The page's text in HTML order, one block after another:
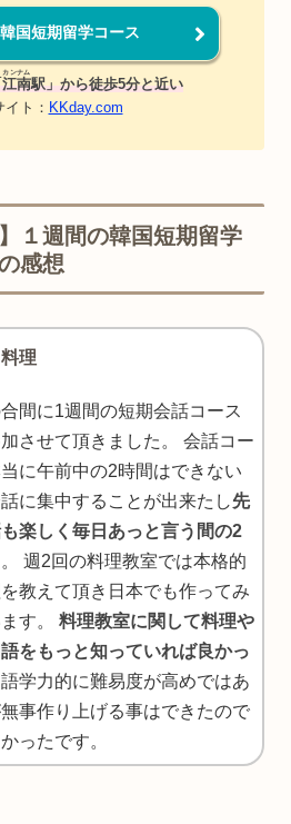
国短期留学コース
江南
カンナム
駅」から徒歩5分と近い
ト： KKday.com
１週間の韓国短期留学
感想
理
間に1週間の短期会話コース
させて頂きました。 会話コー
に午前中の2時間はできない
に集中することが出来たし先
楽しく毎日あっと言う間の2
週2回の料理教室では本格的
教えて頂き日本でも作ってみ
す。 料理教室に関して料理や
をもっと知っていれば良かっ
学力的に難易度が高めではあ
事作り上げる事はできたので
ったです。